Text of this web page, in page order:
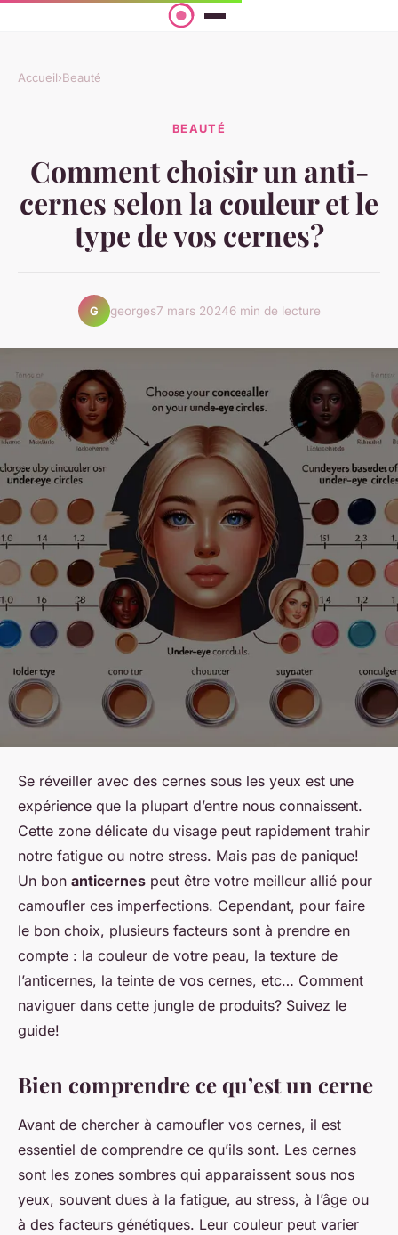
Accueil›Beauté
BEAUTÉ
Comment choisir un anti-
cernes selon la couleur et le
type de vos cernes?
G georges7 mars 20246 min de lecture
Se réveiller avec des cernes sous les yeux est une
expérience que la plupart d’entre nous connaissent.
Cette zone délicate du visage peut rapidement trahir
notre fatigue ou notre stress. Mais pas de panique!
Un bon anticernes peut être votre meilleur allié pour
camoufler ces imperfections. Cependant, pour faire
le bon choix, plusieurs facteurs sont à prendre en
compte : la couleur de votre peau, la texture de
l’anticernes, la teinte de vos cernes, etc… Comment
naviguer dans cette jungle de produits? Suivez le
guide!
Bien comprendre ce qu’est un cerne
Avant de chercher à camoufler vos cernes, il est
essentiel de comprendre ce qu’ils sont. Les cernes
sont les zones sombres qui apparaissent sous nos
yeux, souvent dues à la fatigue, au stress, à l’âge ou
à des facteurs génétiques. Leur couleur peut varier